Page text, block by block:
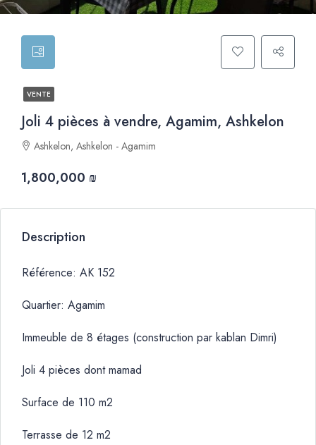
VENTE
Joli 4 pièces à vendre, Agamim, Ashkelon
Ashkelon, Ashkelon - Agamim
1,800,000 ₪
Description
Référence: AK 152
Quartier: Agamim
Immeuble de 8 étages (construction par kablan Dimri)
Joli 4 pièces dont mamad
Surface de 110 m2
Terrasse de 12 m2